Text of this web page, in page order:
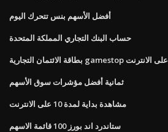
أفضل الأسهم بنس تتحرك اليوم
حساب البنك التجاري المملكة المتحدة
بطاقة الائتمان التجارية gamestop على الانترنت
ثمانية أفضل مؤشرات سوق الأسهم
مشاهدة بداية لمدة 10 على الانترنت
ستاندرد اند بورز 100 قائمة الاسهم